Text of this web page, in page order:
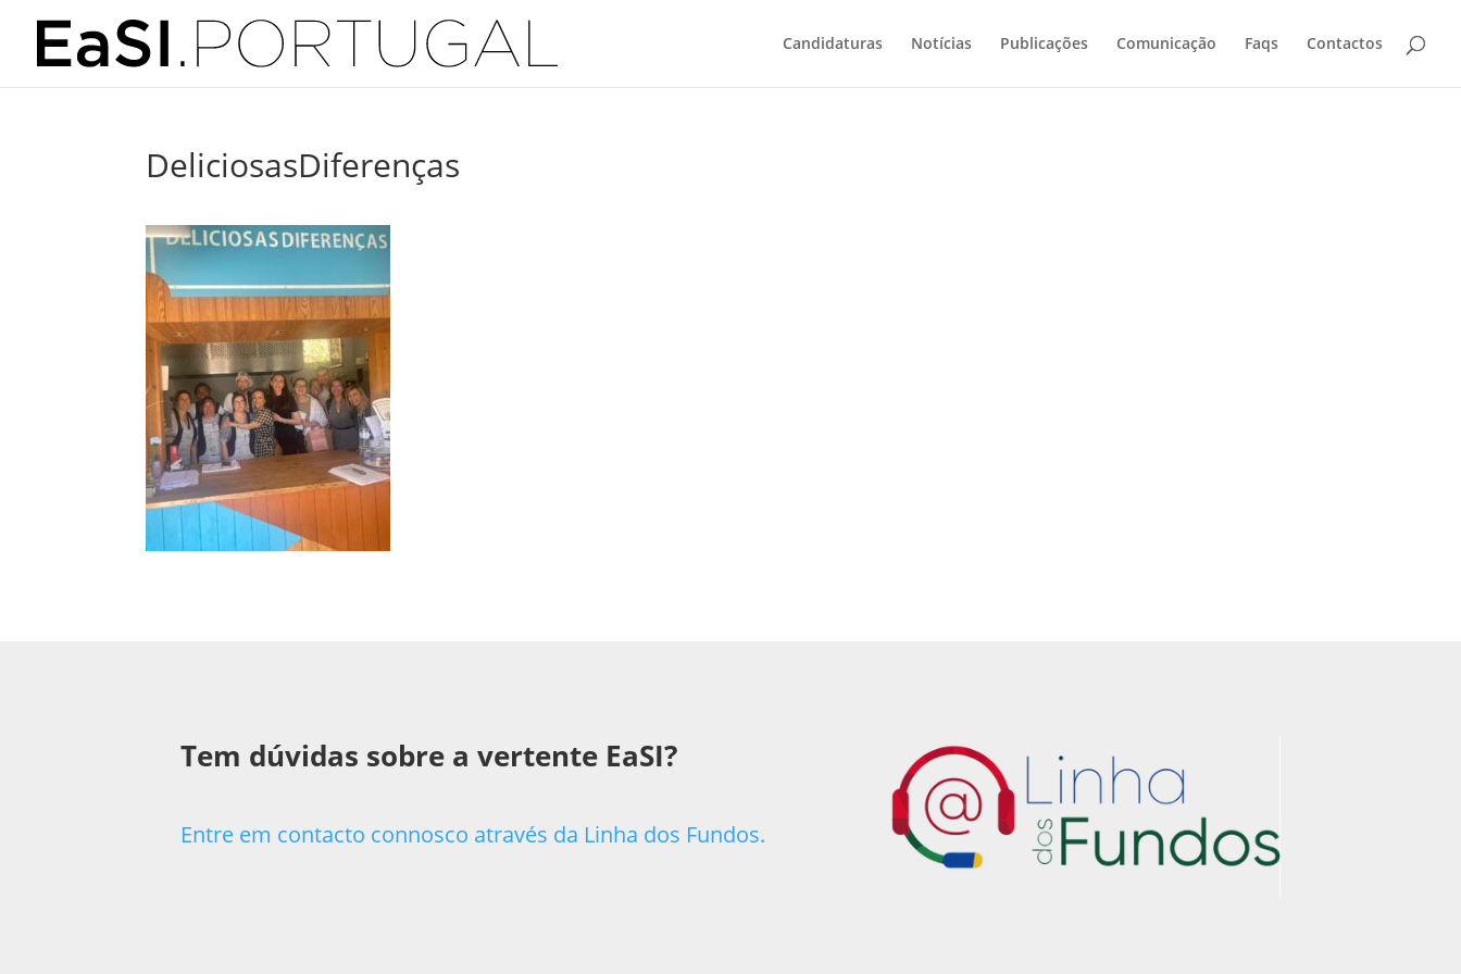
Candidaturas Notícias Publicações Comunicação Faqs Contactos
DeliciosasDiferenças
Tem dúvidas sobre a vertente EaSI?
Entre em contacto connosco através da Linha dos Fundos.